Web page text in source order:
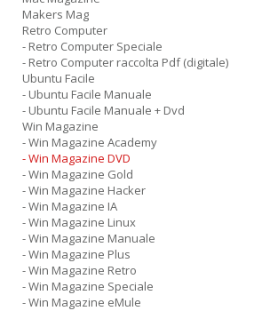
Makers Mag
Retro Computer
- Retro Computer Speciale
- Retro Computer raccolta Pdf (digitale)
Ubuntu Facile
- Ubuntu Facile Manuale
- Ubuntu Facile Manuale + Dvd
Win Magazine
- Win Magazine Academy
- Win Magazine DVD
- Win Magazine Gold
- Win Magazine Hacker
- Win Magazine IA
- Win Magazine Linux
- Win Magazine Manuale
- Win Magazine Plus
- Win Magazine Retro
- Win Magazine Speciale
- Win Magazine eMule